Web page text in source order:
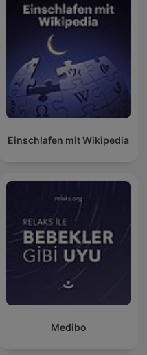
Einschlafen mit Wikipedia
Medibo